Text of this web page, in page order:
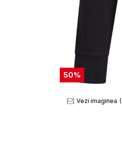
50%
Vezi imaginea